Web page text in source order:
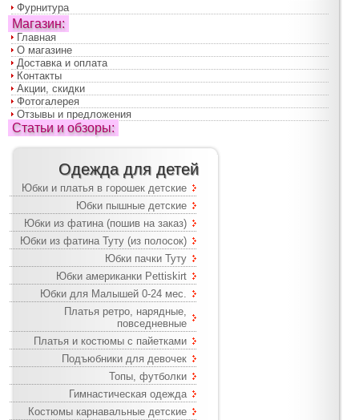
Фурнитура
Магазин:
Главная
О магазине
Доставка и оплата
Контакты
Акции, скидки
Фотогалерея
Отзывы и предложения
Статьи и обзоры:
Одежда для детей
Юбки и платья в горошек детские
Юбки пышные детские
Юбки из фатина (пошив на заказ)
Юбки из фатина Туту (из полосок)
Юбки пачки Туту
Юбки американки Pettiskirt
Юбки для Малышей 0-24 мес.
Платья ретро, нарядные,
повседневные
Платья и костюмы с пайетками
Подъюбники для девочек
Топы, футболки
Гимнастическая одежда
Костюмы карнавальные детские